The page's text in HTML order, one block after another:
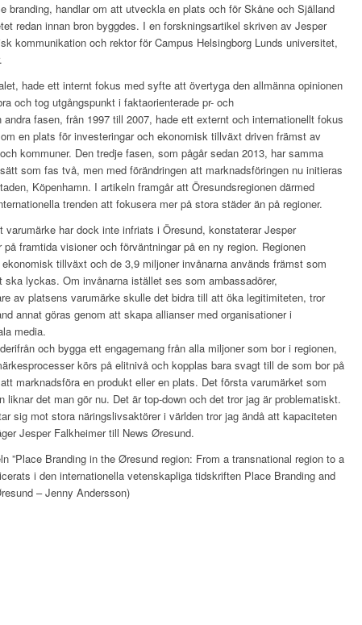
branding, handlar om att utveckla en plats och för Skåne och Själland
redan innan bron byggdes. I en forskningsartikel skriven av Jesper
kommunikation och rektor för Campus Helsingborg Lunds universitet,
hade ett internt fokus med syfte att övertyga den allmänna opinionen
och tog utgångspunkt i faktaorienterade pr- och
andra fasen, från 1997 till 2007, hade ett externt och internationellt fokus
en plats för investeringar och ekonomisk tillväxt driven främst av
kommuner. Den tredje fasen, som pågår sedan 2013, har samma
som fas två, men med förändringen att marknadsföringen nu initieras
Köpenhamn. I artikeln framgår att Öresundsregionen därmed
trenden att fokusera mer på stora städer än på regioner.
varumärke har dock inte infriats i Öresund, konstaterar Jesper
på framtida visioner och förväntningar på en ny region. Regionen
tillväxt och de 3,9 miljoner invånarna används främst som
ska lyckas. Om invånarna istället ses som ambassadörer,
av platsens varumärke skulle det bidra till att öka legitimiteten, tror
annat göras genom att skapa allianser med organisationer i
media.
och bygga ett engagemang från alla miljoner som bor i regionen,
körs på elitnivå och kopplas bara svagt till de som bor på
marknadsföra en produkt eller en plats. Det första varumärket som
liknar det man gör nu. Det är top-down och det tror jag är problematiskt.
sig mot stora näringslivsaktörer i världen tror jag ändå att kapaciteten
Jesper Falkheimer till News Øresund.
”Place Branding in the Øresund region: From a transnational region to a
i den internationella vetenskapliga tidskriften Place Branding and
– Jenny Andersson)